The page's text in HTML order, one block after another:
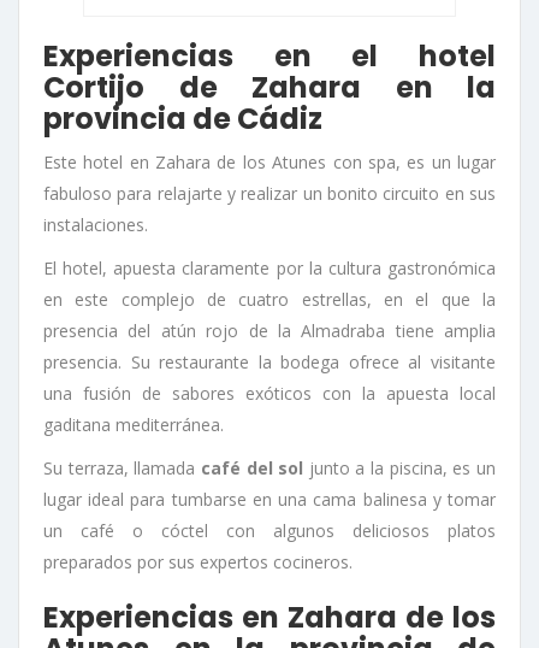
Experiencias en el hotel
Cortijo de Zahara en la
provincia de Cádiz
Este hotel en Zahara de los Atunes con spa, es un lugar
fabuloso para relajarte y realizar un bonito circuito en sus
instalaciones.
El hotel, apuesta claramente por la cultura gastronómica
en este complejo de cuatro estrellas, en el que la
presencia del atún rojo de la Almadraba tiene amplia
presencia. Su restaurante la bodega ofrece al visitante
una fusión de sabores exóticos con la apuesta local
gaditana mediterránea.
Su terraza, llamada café del sol junto a la piscina, es un
lugar ideal para tumbarse en una cama balinesa y tomar
un café o cóctel con algunos deliciosos platos
preparados por sus expertos cocineros.
Experiencias en Zahara de los